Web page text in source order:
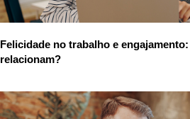
Felicidade no trabalho e
relacionam?